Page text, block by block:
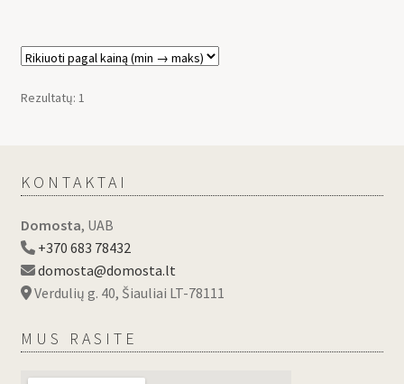
Rezultatų: 1
KONTAKTAI
Domosta, UAB
+370 683 78432
domosta@domosta.lt
Verdulių g. 40, Šiauliai LT-78111
MUS RASITE